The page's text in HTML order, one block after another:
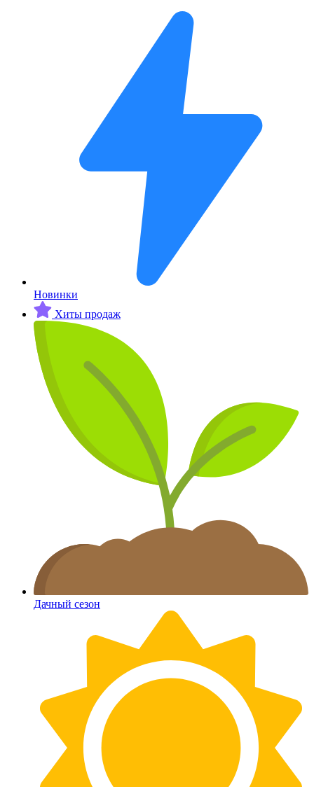
Новинки
Хиты продаж
Дачный сезон